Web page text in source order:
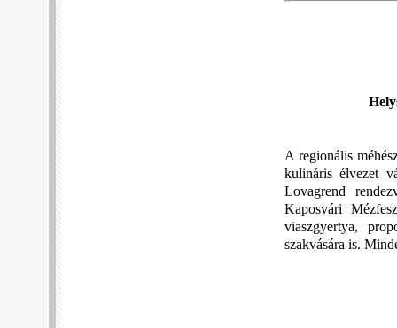
A regionális
kulináris élvezet
Lovagrend
Kaposvári
viaszgyertya,
szakvására is.